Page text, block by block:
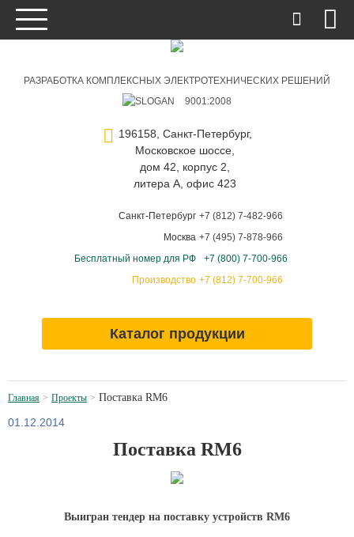
РАЗРАБОТКА КОМПЛЕКСНЫХ ЭЛЕКТРОТЕХНИЧЕСКИХ РЕШЕНИЙ
9001:2008
196158, Санкт-Петербург,
Московское шоссе,
дом 42, корпус 2,
литера А, офис 423
Санкт-Петербург
Москва
Бесплатный номер для РФ
Производство
+7 (812) 7-482-966
+7 (495) 7-878-966
+7 (800) 7-700-966
+7 (812) 7-700-966
Каталог продукции
Главная Проекты Поставка RM6
01.12.2014
Поставка RM6
Выигран тендер на поставку устройств RM6